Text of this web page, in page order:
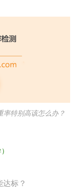
率特别高该怎么办？
标？